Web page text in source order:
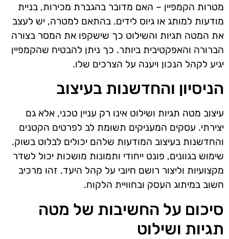
מטרות הקמפיין – האם מדובר בהגברת מכירות, בניית
מודעות למותג או גיוס לידים. בהתאם למטרה, יש לעצב
את המטה תגיות והשילוט כך שישקפו את המסר בצורה
הברורה והאפקטיבית ביותר. כך ניתן להבטיח שהקמפיין
יגיע לקהל הנכון ויענה על הצרכים שלו.
הניסיון והחדשנות בעיצוב
עיצוב מטה תגיות ושילוט אינו רק עניין טכני, אלא גם
יצירתי. עסקים המעניקים תשומת לב לפרטים הקטנים
והחדשנות בעיצוב המודעות שלהם יכולים לבלוט בשוק.
שימוש בגוונים, פונט ייחודי ותמונות מושכות יכול לשדר
מקצועיות וליצור רושם חיובי על קהל היעד. זהו מרכיב
חשוב במיתוג העסק ובחוויית הלקוח.
סיכום על החשיבות של מטה
תגיות ושילוט